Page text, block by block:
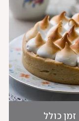
זמן כולל